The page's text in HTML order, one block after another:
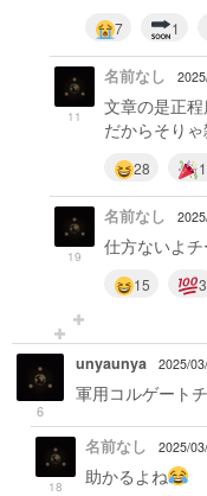
7 1
11
名前なし
文章の是正
だからそり
28
19
名前なし
仕方ないよ
15 3
6
unyaunya 2025/
軍用コルゲート
18
名前なし 2025/
助かるよね